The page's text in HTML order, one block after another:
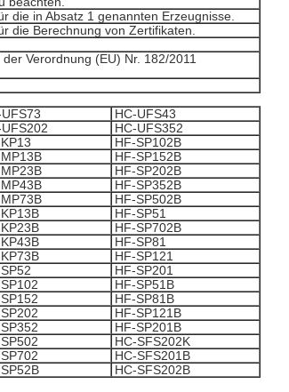
die in Absatz 1 genannten Erzeugnisse.
die Berechnung von Zertifikaten.
Verordnung (EU) Nr. 182/2011
HC-UFS43
HC-UFS352
HF-SP102B
HF-SP152B
HF-SP202B
HF-SP352B
HF-SP502B
HF-SP51
HF-SP702B
HF-SP81
HF-SP121
HF-SP201
HF-SP51B
HF-SP81B
HF-SP121B
HF-SP201B
HC-SFS202K
HC-SFS201B
HC-SFS202B